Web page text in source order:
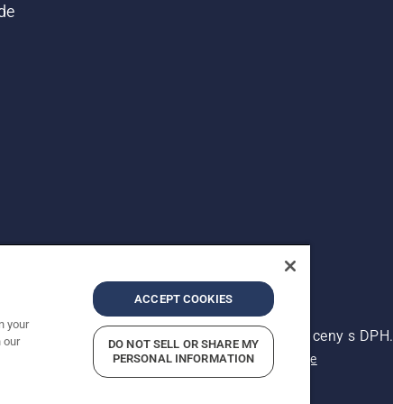
Zobrazené ceny jsou doporučené prodejní ceny s DPH.
Oznámení o ochraně osobních údajů Kontaktní údaje
your
our
ACCEPT COOKIES
DO NOT SELL OR SHARE MY
PERSONAL INFORMATION